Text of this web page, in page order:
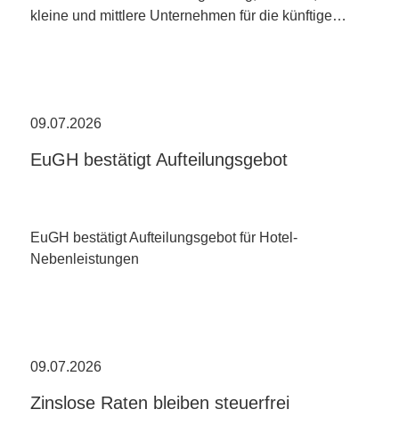
kleine und mittlere Unternehmen für die künftige…
09.07.2026
EuGH bestätigt Aufteilungsgebot
EuGH bestätigt Aufteilungsgebot für Hotel-
Nebenleistungen
09.07.2026
Zinslose Raten bleiben steuerfrei